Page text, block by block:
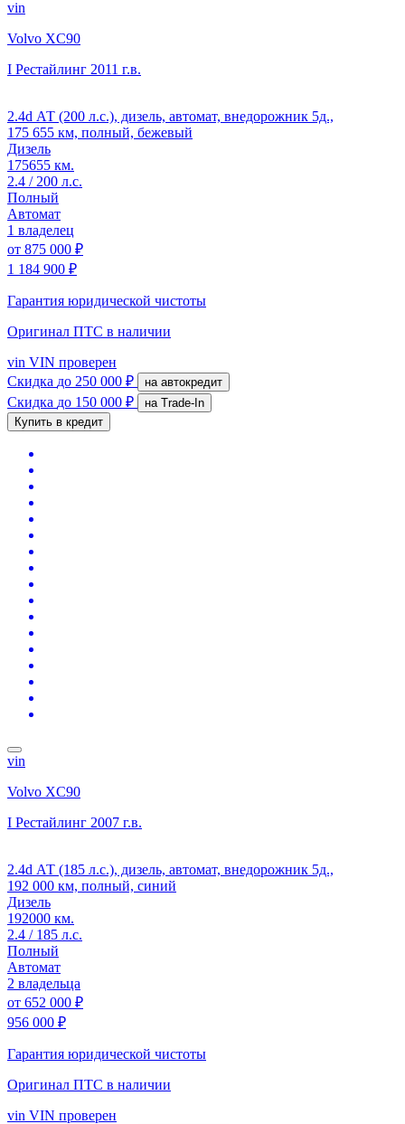
vin
Volvo XC90
I Рестайлинг 2011 г.в.
2.4d АТ (200 л.с.), дизель, автомат, внедорожник 5д.,
175 655 км, полный, бежевый
Дизель
175655 км.
2.4 / 200 л.с.
Полный
Автомат
1 владелец
от 875 000 ₽
1 184 900 ₽
Гарантия юридической чистоты
Оригинал ПТС в наличии
vin VIN проверен
Скидка до 250 000 ₽ на автокредит
Скидка до 150 000 ₽
на Trade-In
Купить в кредит
vin
Volvo XC90
I Рестайлинг 2007 г.в.
2.4d АТ (185 л.с.), дизель, автомат, внедорожник 5д.,
192 000 км, полный, синий
Дизель
192000 км.
2.4 / 185 л.с.
Полный
Автомат
2 владельца
от 652 000 ₽
956 000 ₽
Гарантия юридической чистоты
Оригинал ПТС в наличии
vin VIN проверен